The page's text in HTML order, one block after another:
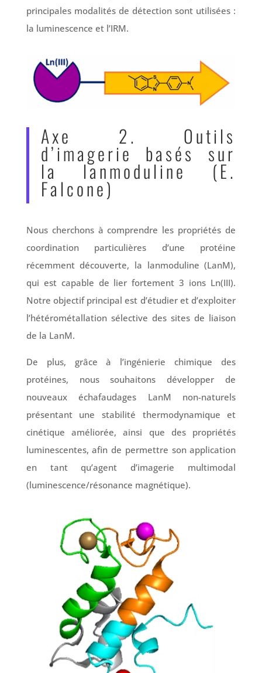
principales modalités de détection sont utilisées :
la luminescence et l’IRM.
Axe 2. Outils
d’imagerie basés sur
la lanmoduline (E.
Falcone)
Nous cherchons à comprendre les propriétés de
coordination particulières d’une protéine
récemment découverte, la lanmoduline (LanM),
qui est capable de lier fortement 3 ions Ln(III).
Notre objectif principal est d’étudier et d’exploiter
l’hétérométallation sélective des sites de liaison
de la LanM.
De plus, grâce à l’ingénierie chimique des
protéines, nous souhaitons développer de
nouveaux échafaudages LanM non-naturels
présentant une stabilité thermodynamique et
cinétique améliorée, ainsi que des propriétés
luminescentes, afin de permettre son application
en tant qu’agent d’imagerie multimodal
(luminescence/résonance magnétique).